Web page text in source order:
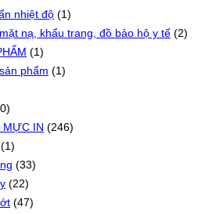
nhiệt độ (1)
nạ, khẩu trang, đồ bảo hộ y tế (2)
(1)
phẩm (1)
MỰC IN (246)
(1)
(33)
(22)
(47)